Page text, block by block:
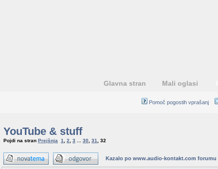
Glavna stran Mali oglasi
Pomoč pogostih vprašanj
YouTube & stuff
Pojdi na stran Prejšnja 1 2 3 30 31 32
Kazalo po www.audio-kontakt.com forumu